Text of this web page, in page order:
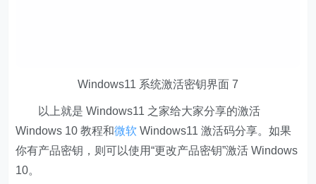
Windows11 系统激活密钥界面 7
以上就是 Windows11 之家给大家分享的激活
Windows 10 教程和微软 Windows11 激活码分享。如果
你有产品密钥，则可以使用“更改产品密钥”激活 Windows
10。